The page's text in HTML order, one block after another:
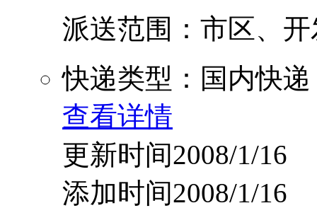
派送范围：市区、开
快递类型：国内快递
查看详情
更新时间2008/1/16
添加时间2008/1/16